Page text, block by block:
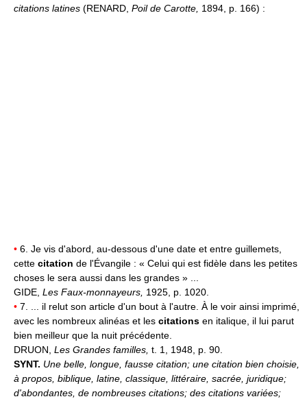
citations latines (RENARD, Poil de Carotte, 1894, p. 166) :
• 6. Je vis d'abord, au-dessous d'une date et entre guillemets,
cette citation de l'Évangile : « Celui qui est fidèle dans les petites
choses le sera aussi dans les grandes » ...
GIDE, Les Faux-monnayeurs, 1925, p. 1020.
• 7. ... il relut son article d'un bout à l'autre. À le voir ainsi imprimé,
avec les nombreux alinéas et les citations en italique, il lui parut
bien meilleur que la nuit précédente.
DRUON, Les Grandes familles, t. 1, 1948, p. 90.
SYNT. Une belle, longue, fausse citation; une citation bien choisie,
à propos, biblique, latine, classique, littéraire, sacrée, juridique;
d'abondantes, de nombreuses citations; des citations variées;